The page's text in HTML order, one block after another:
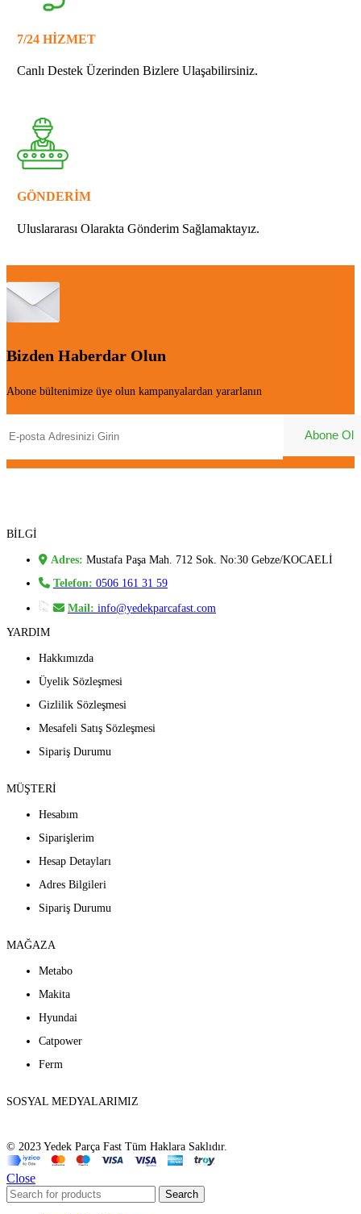
7/24 HİZMET
Canlı Destek Üzerinden Bizlere Ulaşabilirsiniz.
GÖNDERİM
Uluslararası Olarakta Gönderim Sağlamaktayız.
Bizden Haberdar Olun
Abone bültenimize üye olun kampanyalardan yararlanın
BİLGİ
Adres: Mustafa Paşa Mah. 712 Sok. No:30 Gebze/KOCAELİ
Telefon: 0506 161 31 59
Mail: info@yedekparcafast.com
YARDIM
Hakkımızda
Üyelik Sözleşmesi
Gizlilik Sözleşmesi
Mesafeli Satış Sözleşmesi
Sipariş Durumu
MÜŞTERİ
Hesabım
Siparişlerim
Hesap Detayları
Adres Bilgileri
Sipariş Durumu
MAĞAZA
Metabo
Makita
Hyundai
Catpower
Ferm
SOSYAL MEDYALARIMIZ
© 2023 Yedek Parça Fast Tüm Haklara Saklıdır.
Close
Search